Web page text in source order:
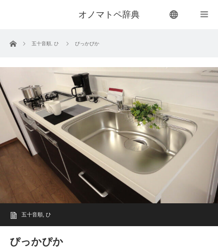
オノマトペ辞典
ホーム 五十音順 ひ ぴっかぴか
五十音順 ひ
ぴっかぴか